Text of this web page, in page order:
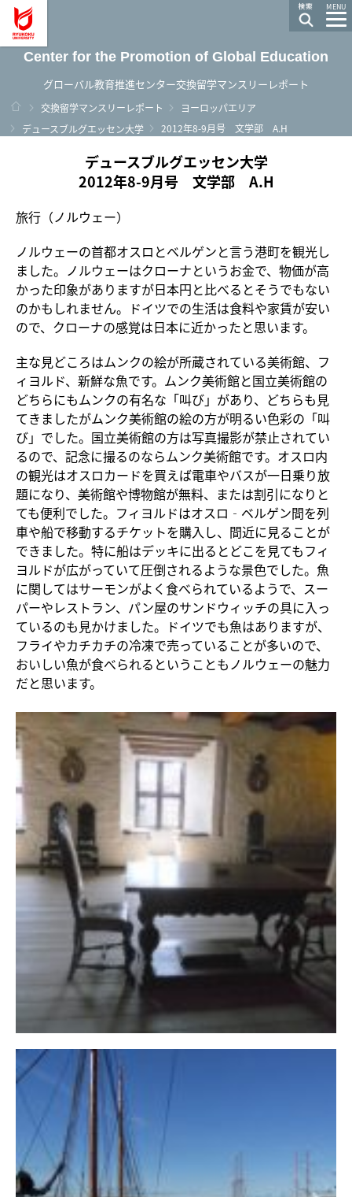
MENU
Center for the Promotion of Global Education
グローバル教育推進センター交換留学マンスリーレポート
ホーム
交換留学マンスリーレポート
ヨーロッパエリア
デュースブルグエッセン大学
2012年8-9月号 文学部 A.H
デュースブルグエッセン大学
2012年8-9月号 文学部 A.H
旅行（ノルウェー）
ノルウェーの首都オスロとベルゲンと言う港町を観光し
ました。ノルウェーはクローナというお金で、物価が高
かった印象がありますが日本円と比べるとそうでもない
のかもしれません。ドイツでの生活は食料や家賃が安い
ので、クローナの感覚は日本に近かったと思います。
主な見どころはムンクの絵が所蔵されている美術館、フ
ィヨルド、新鮮な魚です。ムンク美術館と国立美術館の
どちらにもムンクの有名な「叫び」があり、どちらも見
てきましたがムンク美術館の絵の方が明るい色彩の「叫
び」でした。国立美術館の方は写真撮影が禁止されてい
るので、記念に撮るのならムンク美術館です。オスロ内
の観光はオスロカードを買えば電車やバスが一日乗り放
題になり、美術館や博物館が無料、または割引になりと
ても便利でした。フィヨルドはオスロ‐ベルゲン間を列
車や船で移動するチケットを購入し、間近に見ることが
できました。特に船はデッキに出るとどこを見てもフィ
ヨルドが広がっていて圧倒されるような景色でした。魚
に関してはサーモンがよく食べられているようで、スー
パーやレストラン、パン屋のサンドウィッチの具に入っ
ているのも見かけました。ドイツでも魚はありますが、
フライやカチカチの冷凍で売っていることが多いので、
おいしい魚が食べられるということもノルウェーの魅力
だと思います。